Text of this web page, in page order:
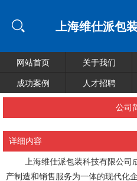
上海维仕派包
网站首页 关于我们
成功案例
人才招聘
公司
详细内容
上海维仕派包装科技有限公司成
产制造和销售服务为一体的现代化